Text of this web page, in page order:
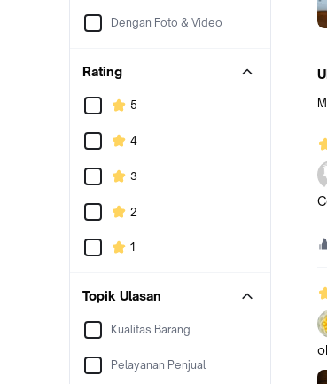
Dengan Foto & Video
Rating
5
4
3
2
1
Topik Ulasan
Kualitas Barang
Pelayanan Penjual